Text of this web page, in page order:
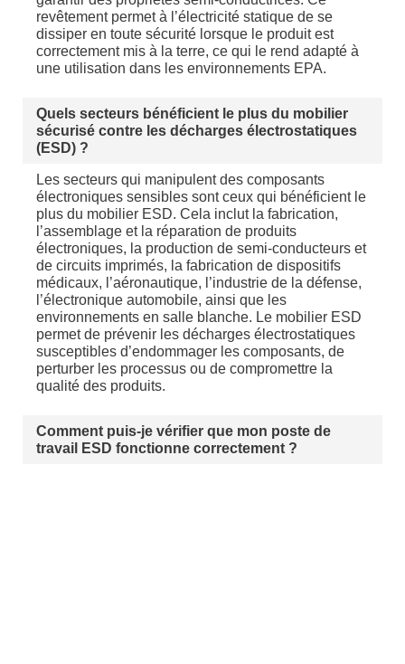
revêtement permet à l’électricité statique de se
dissiper en toute sécurité lorsque le produit est
correctement mis à la terre, ce qui le rend adapté à
une utilisation dans les environnements EPA.
Quels secteurs bénéficient le plus du mobilier
sécurisé contre les décharges électrostatiques
(ESD) ?
Les secteurs qui manipulent des composants
électroniques sensibles sont ceux qui bénéficient le
plus du mobilier ESD. Cela inclut la fabrication,
l’assemblage et la réparation de produits
électroniques, la production de semi-conducteurs et
de circuits imprimés, la fabrication de dispositifs
médicaux, l’aéronautique, l’industrie de la défense,
l’électronique automobile, ainsi que les
environnements en salle blanche. Le mobilier ESD
permet de prévenir les décharges électrostatiques
susceptibles d’endommager les composants, de
perturber les processus ou de compromettre la
qualité des produits.
Comment puis-je vérifier que mon poste de
travail ESD fonctionne correctement ?